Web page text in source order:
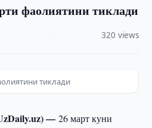
фаолиятини тиклади
320 views
тиклади
—26 март куни